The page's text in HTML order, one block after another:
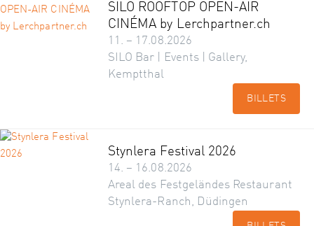
SILO ROOFTOP OPEN-AIR
CINÉMA by Lerchpartner.ch
11. – 17.08.2026
SILO Bar | Events | Gallery,
Kemptthal
BILLETS
Stynlera Festival 2026
14. – 16.08.2026
Areal des Festgeländes Restaurant
Stynlera-Ranch, Düdingen